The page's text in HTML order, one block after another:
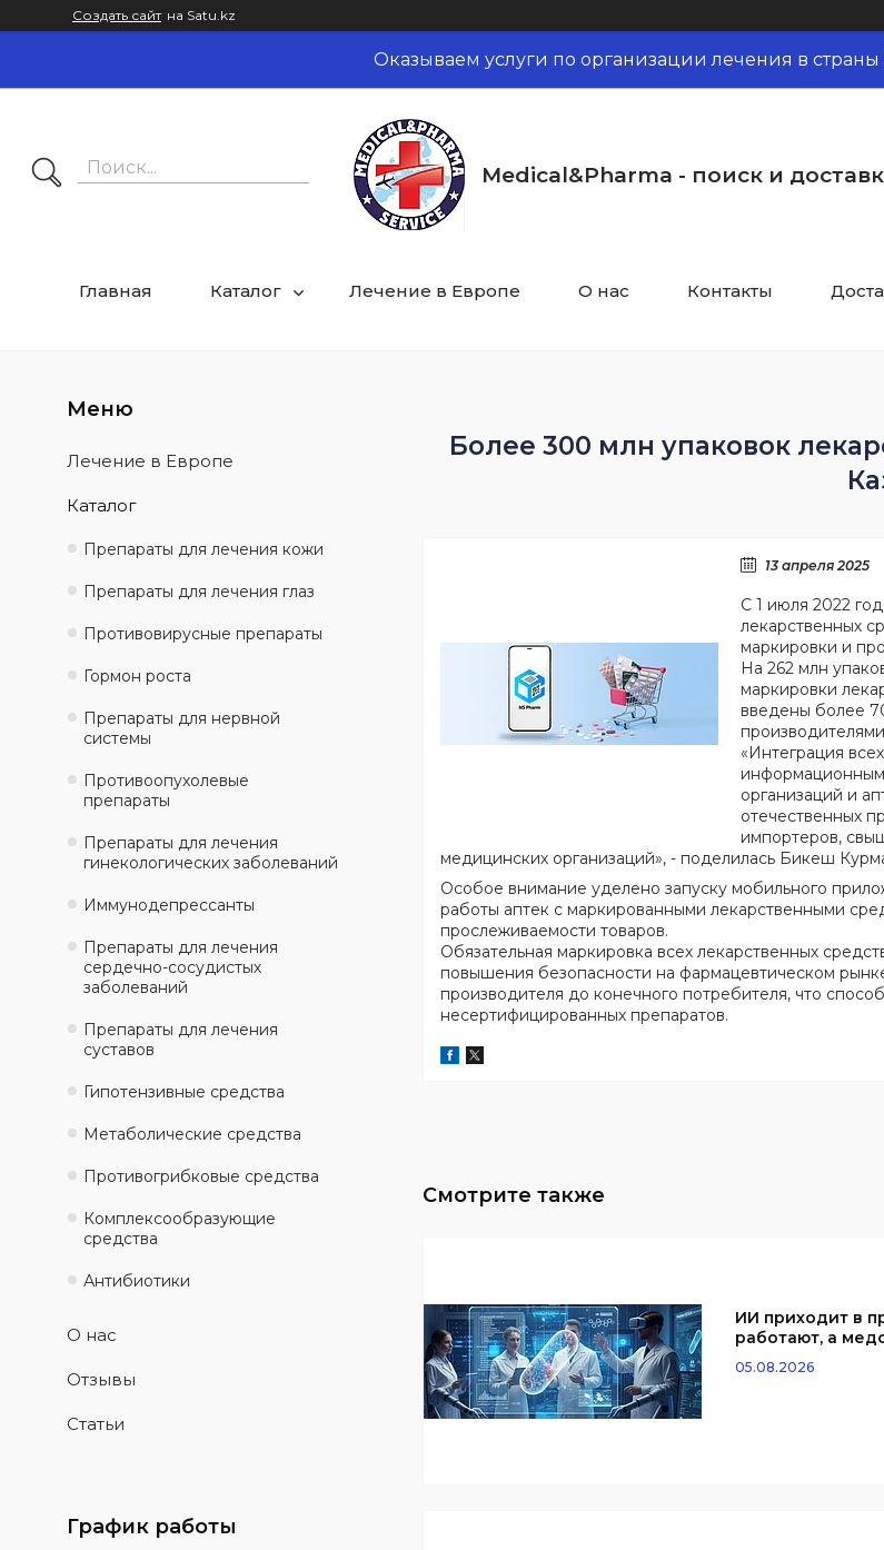
Создать сайт на Satu.kz
Оказываем услуги по организации лечения в
Medical&Pharma - поиск и
Главная Каталог Лечение в Европе О нас Контакты
Более 300 млн упаковок
13 апреля 2025
С 1 июля 2022
лекарственных
маркировки и
На 262 млн
маркировки
введены более
«Интеграция
организаций и
отечественных
импортеров,
медицинских организаций», - поделилась Бикеш
Особое внимание уделено запуску мобильного
работы аптек с маркированными лекарственными
прослеживаемости товаров.
Обязательная маркировка всех лекарственных
повышения безопасности на фармацевтическом
производителя до конечного потребителя, что
несертифицированных препаратов.
ИИ приходит в
работают, а
05.08.2026
Лечение в Европе
Каталог
Препараты для лечения кожи
Препараты для лечения глаз
Противовирусные препараты
Гормон роста
Препараты для нервной
системы
Противоопухолевые
препараты
Препараты для лечения
гинекологических заболеваний
Иммунодепрессанты
Препараты для лечения
сердечно-сосудистых
заболеваний
Препараты для лечения
суставов
Гипотензивные средства
Метаболические средства
Противогрибковые средства
Комплексообразующие
средства
Антибиотики
О нас
Отзывы
Статьи
График работы